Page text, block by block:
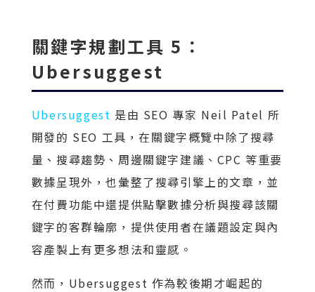
關鍵字規劃工具 5：
Ubersuggest
Ubersuggest 是由 SEO 專家 Neil Patel 所
開發的 SEO 工具，在關鍵字概覽中除了搜尋
量、搜尋趨勢、周邊關鍵字建議、CPC 等重要
數據呈現外，也彙整了搜尋引擎上的文章，並
在付費功能中還提供點擊數據分析與搜尋該關
鍵字的客群輪廓，提供使用者在議題設定與內
容產製上有更多想法和靈感。
然而，Ubersuggest 作為較後期才崛起的